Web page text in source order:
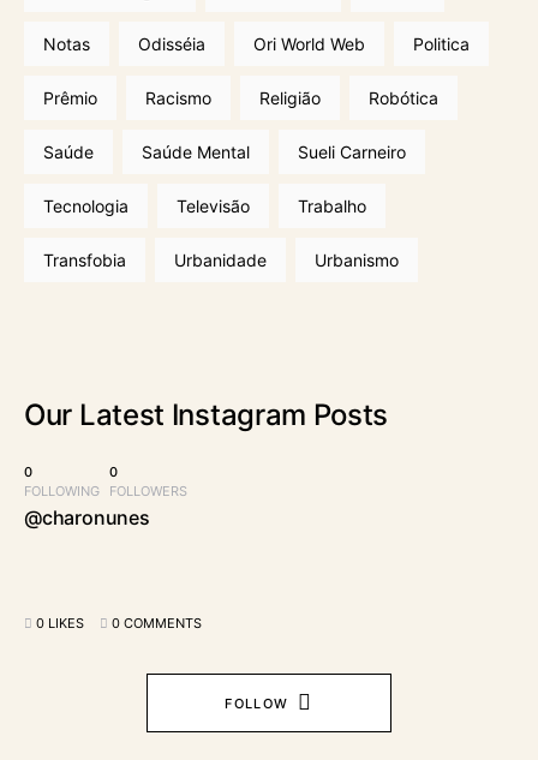
Notas Odisséia Ori World Web Politica
Prêmio Racismo Religião Robótica
Saúde Saúde Mental Sueli Carneiro
Tecnologia Televisão Trabalho
Transfobia Urbanidade Urbanismo
Our Latest Instagram Posts
0
FOLLOWING
0
FOLLOWERS
@charonunes
0 LIKES 0 COMMENTS
FOLLOW